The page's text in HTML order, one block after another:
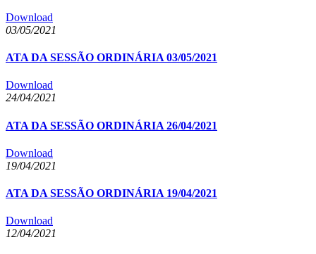
Download
03/05/2021
ATA DA SESSÃO ORDINÁRIA 03/05/2021
Download
24/04/2021
ATA DA SESSÃO ORDINÁRIA 26/04/2021
Download
19/04/2021
ATA DA SESSÃO ORDINÁRIA 19/04/2021
Download
12/04/2021